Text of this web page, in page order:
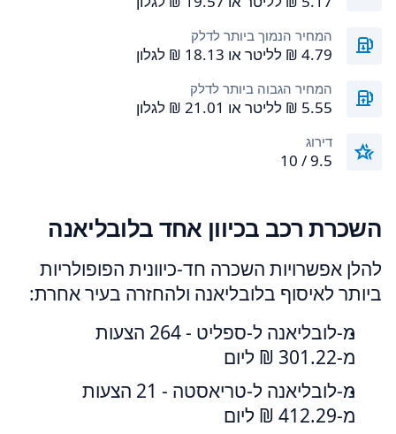
המחיר הנמוך ביותר לדלק
המחיר הגבוה ביותר לדלק
דירוג
9.5 / 10
השכרת רכב בכיוון אחד בלובליאנה
להלן אפשרויות השכרה חד-כיוונית הפופולריות
ביותר לאיסוף בלובליאנה ולהחזרה בעיר אחרת:
מ-לובליאנה ל-ספליט - 264 הצעות
מ-‏301.22 ‏₪ ליום
מ-לובליאנה ל-טריאסטה - 21 הצעות
מ-‏412.29 ‏₪ ליום